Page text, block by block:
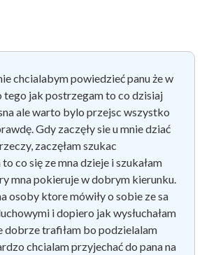
chcialabym powiedzieć panu że w
tego jak postrzegam to co dzisiaj
ale warto bylo przejsc wszystko
Gdy zaczęły sie u mnie dziać
zaczęłam szukac
co się ze mna dzieje i szukałam
mna pokieruje w dobrym kierunku.
osoby ktore mówiły o sobie ze sa
i dopiero jak wysłuchałam
dobrze trafiłam bo podzielalam
chcialam przyjechać do pana na